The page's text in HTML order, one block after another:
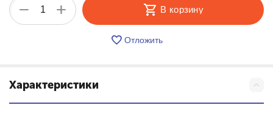
+
− В корзину
Отложить
Характеристики